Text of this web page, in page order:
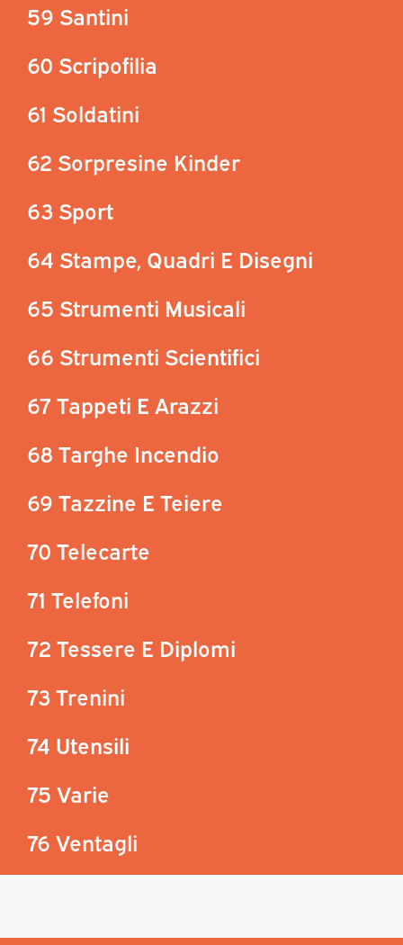
59 Santini
60 Scripofilia
61 Soldatini
62 Sorpresine Kinder
63 Sport
64 Stampe, Quadri E Disegni
65 Strumenti Musicali
66 Strumenti Scientifici
67 Tappeti E Arazzi
68 Targhe Incendio
69 Tazzine E Teiere
70 Telecarte
71 Telefoni
72 Tessere E Diplomi
73 Trenini
74 Utensili
75 Varie
76 Ventagli